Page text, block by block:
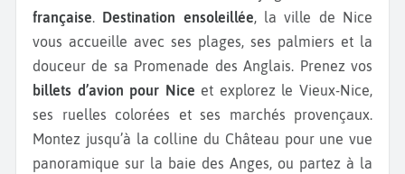
française. Destination ensoleillée, la ville de Nice
vous accueille avec ses plages, ses palmiers et la
douceur de sa Promenade des Anglais. Prenez vos
billets d’avion pour Nice et explorez le Vieux-Nice,
ses ruelles colorées et ses marchés provençaux.
Montez jusqu’à la colline du Château pour une vue
panoramique sur la baie des Anges, ou partez à la